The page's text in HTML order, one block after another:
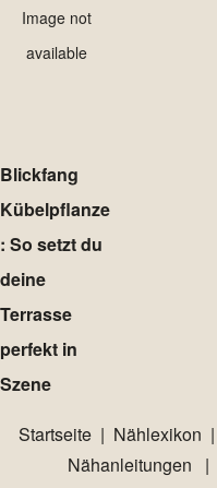
Image not
available
Blickfang
Kübelpflanze
: So setzt du
deine
Terrasse
perfekt in
Szene
Startseite | Nählexikon |
Nähanleitungen
|